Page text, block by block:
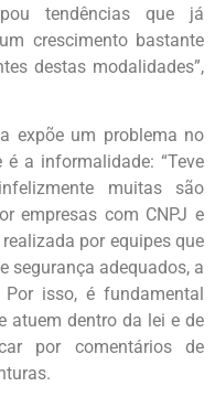
tendências que já
crescimento bastante
destas modalidades”,
expõe um problema no
a informalidade: “Teve
muitas são
empresas com CNPJ e
por equipes que
segurança adequados, a
isso, é fundamental
atuem dentro da lei e de
por comentários de